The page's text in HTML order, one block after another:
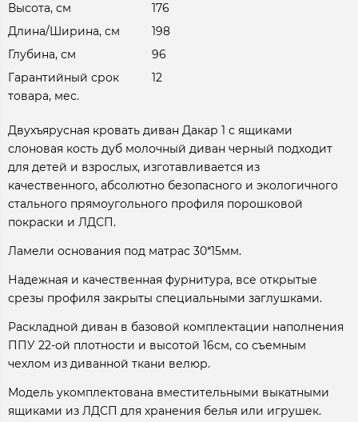
Высота, см
176
Длина/Ширина, см
198
Глубина, см
96
Гарантийный срок
товара, мес.
12
Двухъярусная кровать диван Дакар 1 с ящиками
слоновая кость дуб молочный диван черный подходит
для детей и взрослых, изготавливается из
качественного, абсолютно безопасного и экологичного
стального прямоугольного профиля порошковой
покраски и ЛДСП.
Ламели основания под матрас 30*15мм.
Надежная и качественная фурнитура, все открытые
срезы профиля закрыты специальными заглушками.
Раскладной диван в базовой комплектации наполнения
ППУ 22-ой плотности и высотой 16см, со съемным
чехлом из диванной ткани велюр.
Модель укомплектована вместительными выкатными
ящиками из ЛДСП для хранения белья или игрушек.